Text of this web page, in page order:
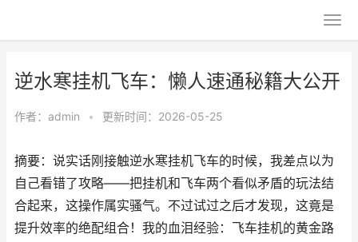
逆水寒挂机飞车：懒人速通秘籍大公开
作者： admin • 更新时间：2026-05-25
摘要：说实话刚接触逆水寒挂机飞车的时候，我差点以为
自己看错了攻略——把挂机和飞车两个看似矛盾的玩法结
合起来，这操作属实骚气。不过试过之后才发现，这竟是
提升效率的绝配组合！我的血泪经验：飞车挂机的黄金路